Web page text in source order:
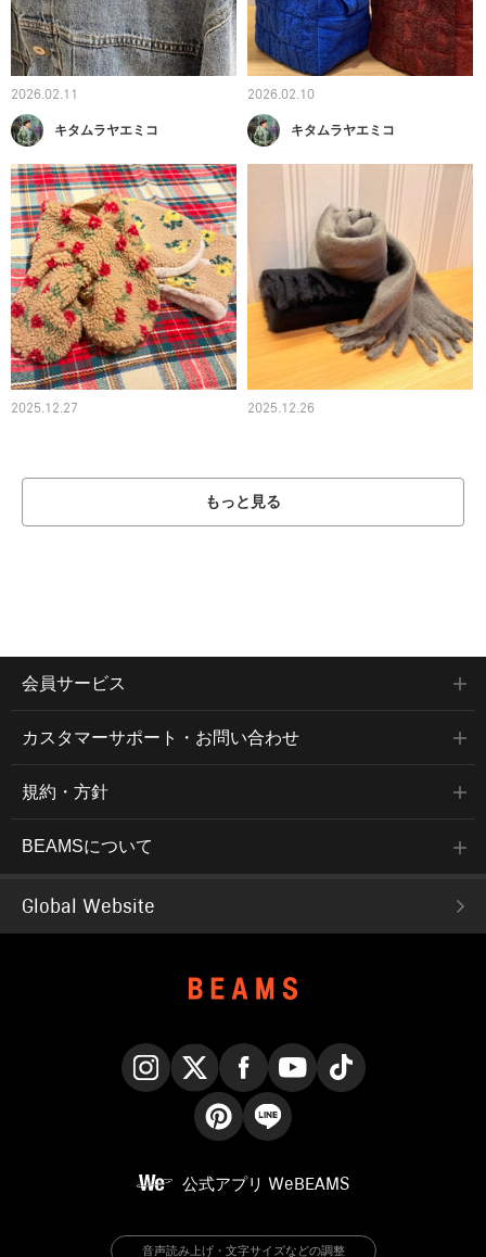
2026.02.11
キタムラヤエミコ
2026.02.10
キタムラヤエミコ
2025.12.27 2025.12.26
もっと見る
会員サービス
カスタマーサポート・お問い合わせ
規約・方針
BEAMSについて
Global Website
公式アプリ WeBEAMS
音声読み上げ・文字サイズなどの調整